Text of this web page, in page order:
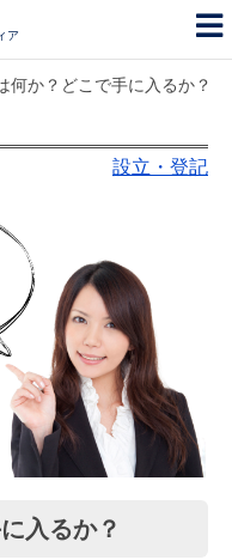
ア
何か？どこで手に入るか？
設立・登記
入るか？